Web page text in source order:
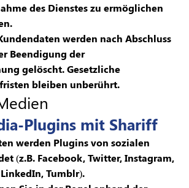
des Dienstes zu ermöglichen
werden nach Abschluss
Beendigung der
gelöscht. Gesetzliche
bleiben unberührt.
Plugins mit Shariff
werden Plugins von sozialen
(z.B. Facebook, Twitter, Instagram,
Tumblr).